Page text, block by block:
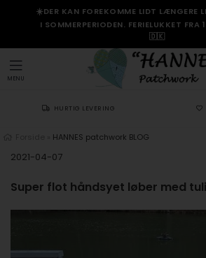
☀️DER KAN FOREKOMME LIDT LÆNGERE
I SOMMERPERIODEN. FERIELUKKET
🇩🇰
MENU
HURTIG LEVERING
HANNES patchwork BLOG
2021-04-07
Super flot håndsyet løber med